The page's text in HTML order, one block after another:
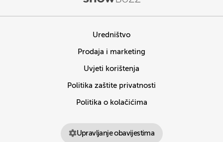
Uredništvo
Prodaja i marketing
Uvjeti korištenja
Politika zaštite privatnosti
Politika o kolačićima
Upravljanje obavijestima